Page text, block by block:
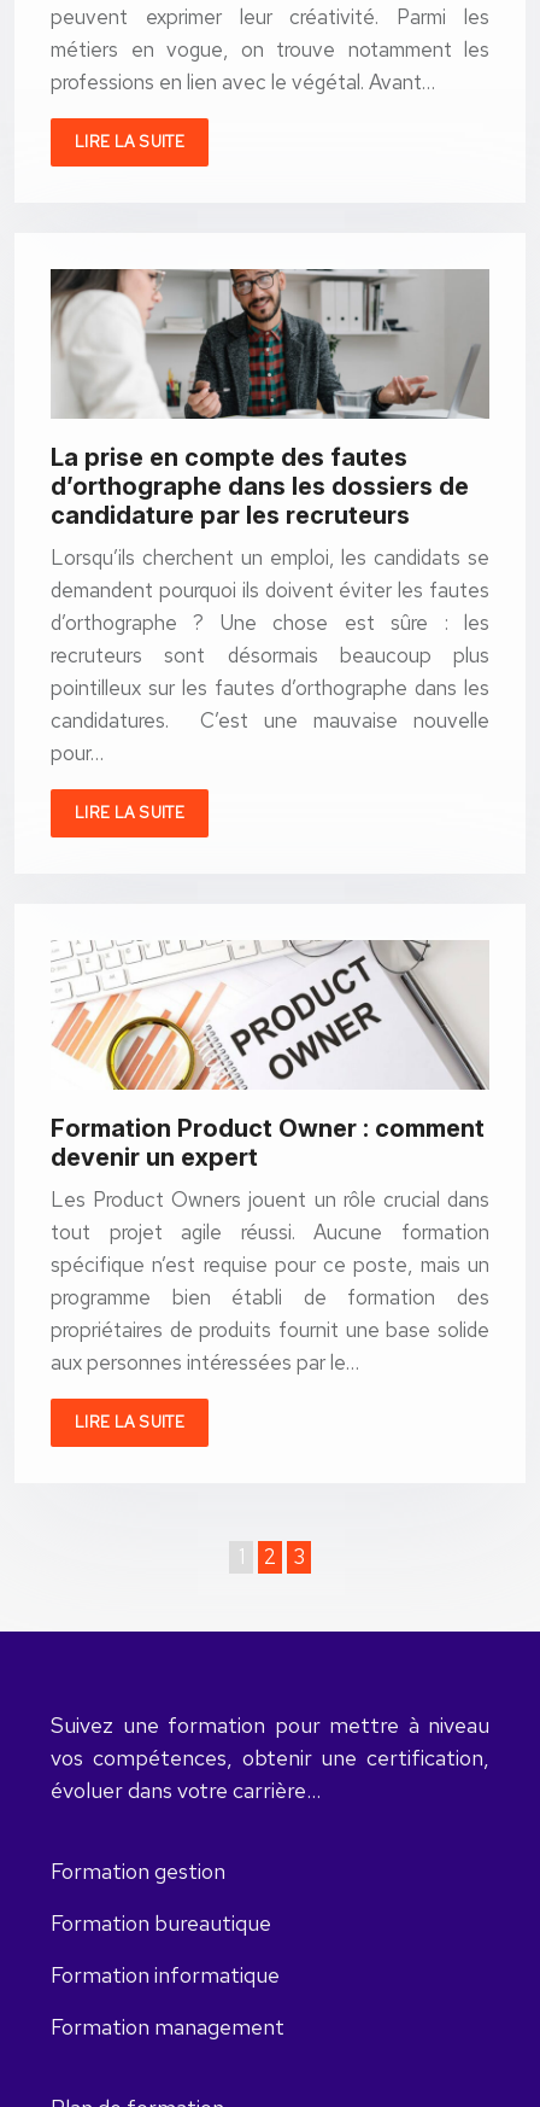
peuvent exprimer leur créativité. Parmi les
métiers en vogue, on trouve notamment les
professions en lien avec le végétal. Avant…
LIRE LA SUITE
La prise en compte des fautes
d’orthographe dans les dossiers de
candidature par les recruteurs
Lorsqu’ils cherchent un emploi, les candidats se
demandent pourquoi ils doivent éviter les fautes
d’orthographe ? Une chose est sûre : les
recruteurs sont désormais beaucoup plus
pointilleux sur les fautes d’orthographe dans les
candidatures. C’est une mauvaise nouvelle
pour…
LIRE LA SUITE
Formation Product Owner : comment
devenir un expert
Les Product Owners jouent un rôle crucial dans
tout projet agile réussi. Aucune formation
spécifique n’est requise pour ce poste, mais un
programme bien établi de formation des
propriétaires de produits fournit une base solide
aux personnes intéressées par le…
LIRE LA SUITE
1 2 3
Suivez une formation pour mettre à niveau
vos compétences, obtenir une certification,
évoluer dans votre carrière…
Formation gestion
Formation bureautique
Formation informatique
Formation management